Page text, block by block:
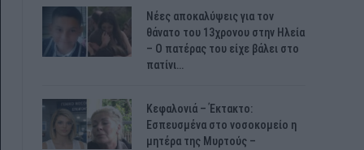
Νέες αποκαλύψεις για τον
θάνατο του 13χρονου στην Ηλεία
– Ο πατέρας του είχε βάλει στο
πατίνι…
Κεφαλονιά – Έκτακτο:
Εσπευσμένα στο νοσοκομείο η
μητέρα της Μυρτούς –